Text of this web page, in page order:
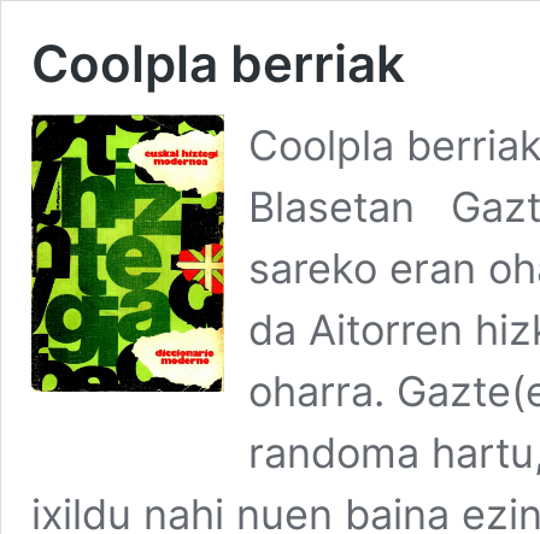
Coolpla berriak
Coolpla
Blasetan
sareko eran
da Aitorren
oharra.
randoma
ixildu nahi nuen baina